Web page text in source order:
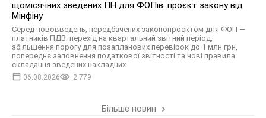
щомісячних зведених ПН для ФОПів: проєкт закону від
Мінфіну
Серед нововведень, передбачених законопроєктом для ФОП —
платників ПДВ: перехід на квартальний звітний період,
збільшення порогу для позапланових перевірок до 1 млн грн,
попереднє заповнення податкової звітності та нові правила
складання зведених накладних
06.08.2026 2 779
Більше новин